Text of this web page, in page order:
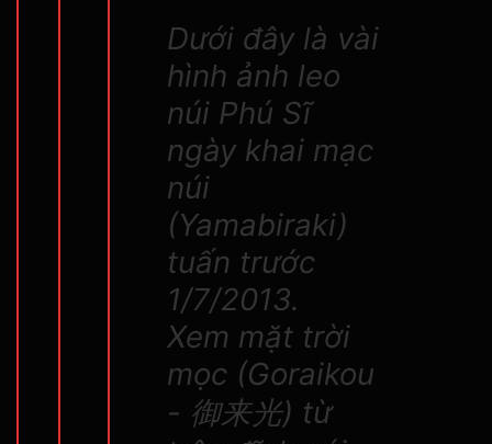
Dưới đây là vài
hình ảnh leo
núi Phú Sĩ
ngày khai mạc
núi
(Yamabiraki)
tuấn trước
1/7/2013.
Xem mặt trời
mọc (Goraikou
- 御来光) từ